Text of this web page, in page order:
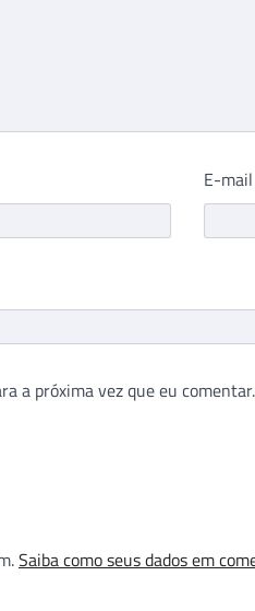
E-mail
a próxima vez que eu comentar.
Saiba como seus dados em